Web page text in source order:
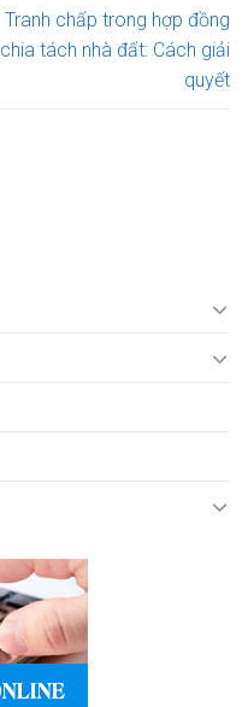
Tranh chấp trong hợp đồng
chia tách nhà đất: Cách giải
quyết